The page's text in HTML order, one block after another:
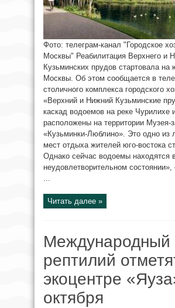
Фото: телеграм-канал "Городское
Москвы" Реабилитация Верхнего и
Кузьминских прудов стартовала на
Москвы. Об этом сообщается в
столичного комплекса городского
«Верхний и Нижний Кузьминские
каскад водоемов на реке Чурилихе
расположены на территории Музея-
«Кузьминки-Люблино». Это одно из
мест отдыха жителей юго-востока
Однако сейчас водоемы находятся
неудовлетворительном состоянии»,
...
Читать далее »
Международный
рептилий
экоцентре
октября